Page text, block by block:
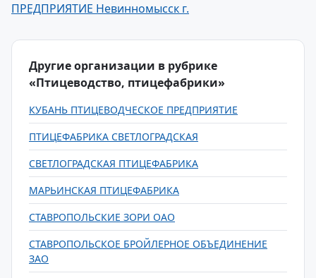
ПРЕДПРИЯТИЕ Невинномысск г.
Другие организации в рубрике
«Птицеводство, птицефабрики»
КУБАНЬ ПТИЦЕВОДЧЕСКОЕ ПРЕДПРИЯТИЕ
ПТИЦЕФАБРИКА СВЕТЛОГРАДСКАЯ
СВЕТЛОГРАДСКАЯ ПТИЦЕФАБРИКА
МАРЬИНСКАЯ ПТИЦЕФАБРИКА
СТАВРОПОЛЬСКИЕ ЗОРИ ОАО
СТАВРОПОЛЬСКОЕ БРОЙЛЕРНОЕ ОБЪЕДИНЕНИЕ
ЗАО